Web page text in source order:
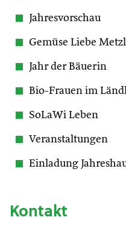
Jahresvorschau
Gemüse Liebe
Jahr der Bäuerin
Bio-Frauen im
SoLaWi Leben
Veranstaltungen
Einladung
Kontakt